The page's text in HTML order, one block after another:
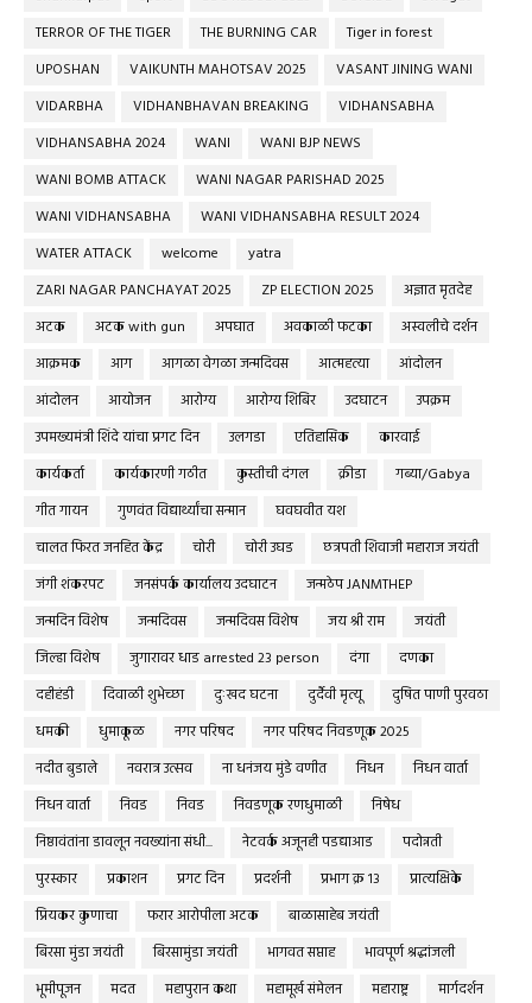
TERROR OF THE TIGER
THE BURNING CAR
Tiger in forest
UPOSHAN
VAIKUNTH MAHOTSAV 2025
VASANT JINING WANI
VIDARBHA
VIDHANBHAVAN BREAKING
VIDHANSABHA
VIDHANSABHA 2024
WANI
WANI BJP NEWS
WANI BOMB ATTACK
WANI NAGAR PARISHAD 2025
WANI VIDHANSABHA
WANI VIDHANSABHA RESULT 2024
WATER ATTACK
welcome
yatra
ZARI NAGAR PANCHAYAT 2025
ZP ELECTION 2025
अज्ञात मृतदेह
अटक
अटक with gun अपघात अवकाळी फटका
अस्वलीचे दर्शन
आक्रमक
आग आगळा वेगळा जन्मदिवस आत्महत्या
आंदोलन
आंदोलन
आयोजन आरोग्य आरोग्य शिबिर उदघाटन
उपक्रम
उपमख्यमंत्री शिंदे यांचा प्रगट दिन
उलगडा एतिहासिक
कारवाई
कार्यकर्ता
कार्यकारणी गठीत कुस्तीची दंगल क्रीडा
गब्या/Gabya
गीत गायन
गुणवंत विद्यार्थ्यांचा सन्मान
घवघवीत यश
चालत फिरत जनहित केंद्र
चोरी चोरी उघड
छत्रपती शिवाजी महाराज जयंती
जंगी शंकरपट
जनसंपर्क कार्यालय उदघाटन
जन्मठेप JANMTHEP
जन्मदिन विशेष
जन्मदिवस जन्मदिवस विशेष जय श्री राम
जयंती
जिल्हा विशेष
जुगारावर धाड arrested 23 person दंगा
दणका
दहीहंडी
दिवाळी शुभेच्छा दुःखद घटना दुर्दैवी मृत्यू
दुषित पाणी पुरवठा
धमकी
धुमाकूळ नगर परिषद
नगर परिषद निवडणूक 2025
नदीत बुडाले
नवरात्र उत्सव ना धनंजय मुंडे वणीत निधन
निधन वार्ता
निधन वार्ता
निवड निवड निवडणूक रणधुमाळी
निषेध
निष्ठावंतांना डावलून नवख्यांना संधी...
नेटवर्क अजूनही पडद्याआड
पदोन्नती
पुरस्कार
प्रकाशन प्रगट दिन प्रदर्शनी प्रभाग क्र १३
प्रात्यक्षिके
प्रियकर कुणाचा
फरार आरोपीला अटक
बाळासाहेब जयंती
बिरसा मुंडा जयंती
बिरसामुंडा जयंती भागवत सप्ताह
भावपूर्ण श्रद्धांजली
भूमीपूजन
मदत महापुरान कथा महामूर्ख संमेलन महाराष्ट्र
मार्गदर्शन